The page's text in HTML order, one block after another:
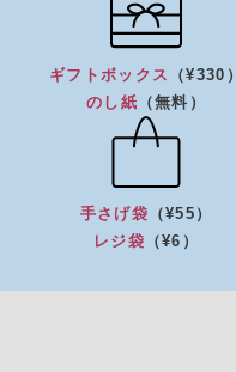
ギフトボックス
（¥330）
のし紙 （無料）
手さげ袋 （¥55）
レジ袋 （¥6）